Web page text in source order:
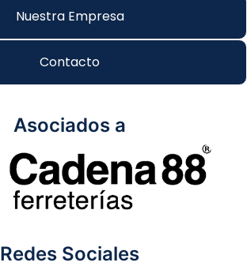
Nuestra Empresa
Contacto
Asociados a
Redes Sociales